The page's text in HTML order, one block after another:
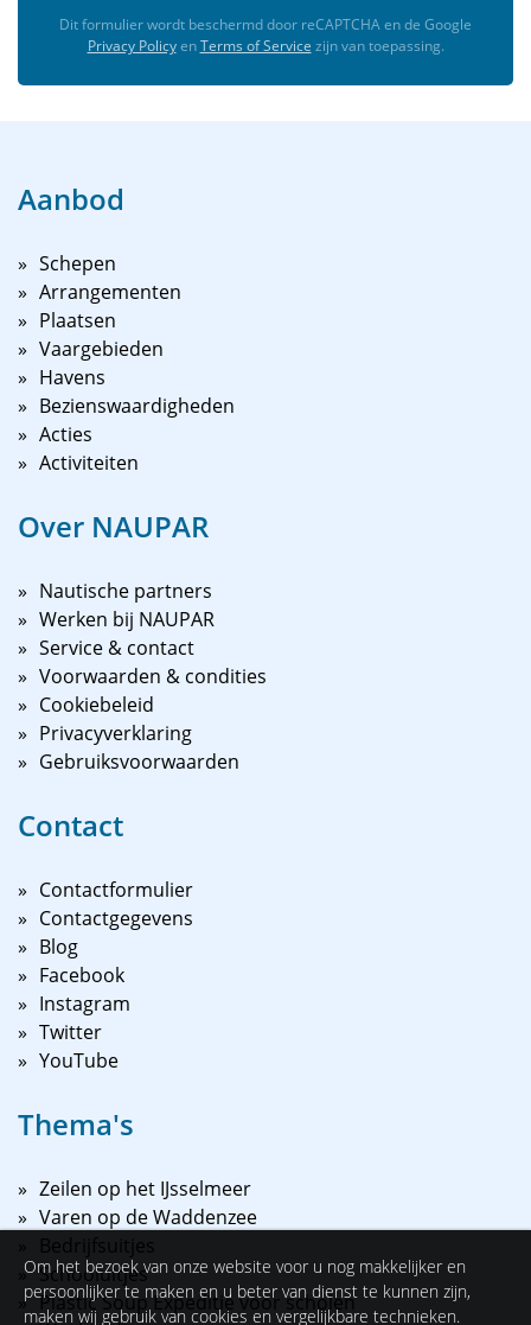
Dit formulier wordt beschermd door reCAPTCHA en de Google
Privacy PolicyenTerms of Service zijn van toepassing.
Aanbod
Schepen
Arrangementen
Plaatsen
Vaargebieden
Havens
Bezienswaardigheden
Acties
Activiteiten
Over NAUPAR
Nautische partners
Werken bij NAUPAR
Service & contact
Voorwaarden & condities
Cookiebeleid
Privacyverklaring
Gebruiksvoorwaarden
Contact
Contactformulier
Contactgegevens
Blog
Facebook
Instagram
Twitter
YouTube
Thema's
Zeilen op het IJsselmeer
Varen op de Waddenzee
Bedrijfsuitjes
Schooluitjes
Plastic Soup Expeditie voor scholen
Om het bezoek van onze website voor u nog makkelijker en
persoonlijker te maken en u beter van dienst te kunnen zijn,
maken wij gebruik van cookies en vergelijkbare technieken.